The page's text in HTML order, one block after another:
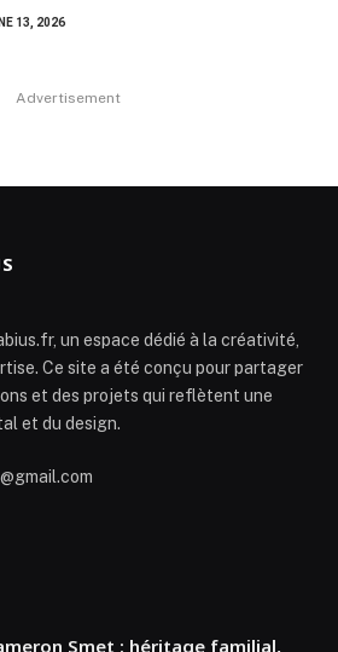
13, 2026
Advertisement
un espace dédié à la créativité,
Ce site a été conçu pour partager
et des projets qui reflètent une
et du design.
Smet : héritage familial,